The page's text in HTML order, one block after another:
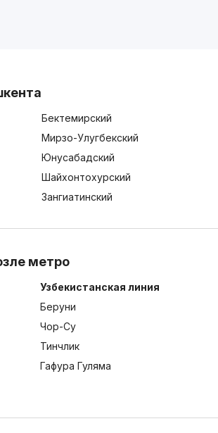
Бектемирский
Мирзо-Улугбекский
Юнусабадский
Шайхонтохурский
Зангиатинский
метро
Узбекистанская линия
Беруни
Чор-Су
Тинчлик
Гафура Гуляма